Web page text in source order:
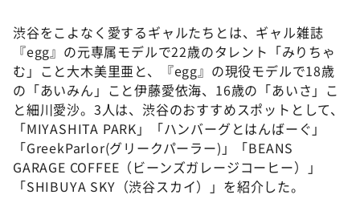
渋谷をこよなく愛するギャルたちとは、ギャル雑誌
『egg』の元専属モデルで22歳のタレント「みりちゃ
む」こと大木美里亜と、『egg』の現役モデルで18歳
の「あいみん」こと伊藤愛依海、16歳の「あいさ」こ
と細川愛沙。3人は、渋谷のおすすめスポットとして、
「MIYASHITA PARK」「ハンバーグとはんばーぐ」
「GreekParlor(グリークパーラー)」「BEANS
GARAGE COFFEE（ビーンズガレージコーヒー）」
「SHIBUYA SKY（渋谷スカイ）」を紹介した。